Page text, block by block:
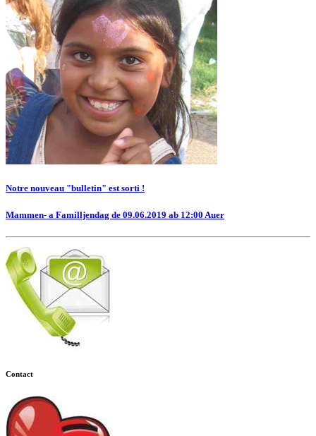
Notre nouveau "bulletin" est sorti !
Mammen- a Familljendag de 09.06.2019 ab 12:00 Auer
Contact